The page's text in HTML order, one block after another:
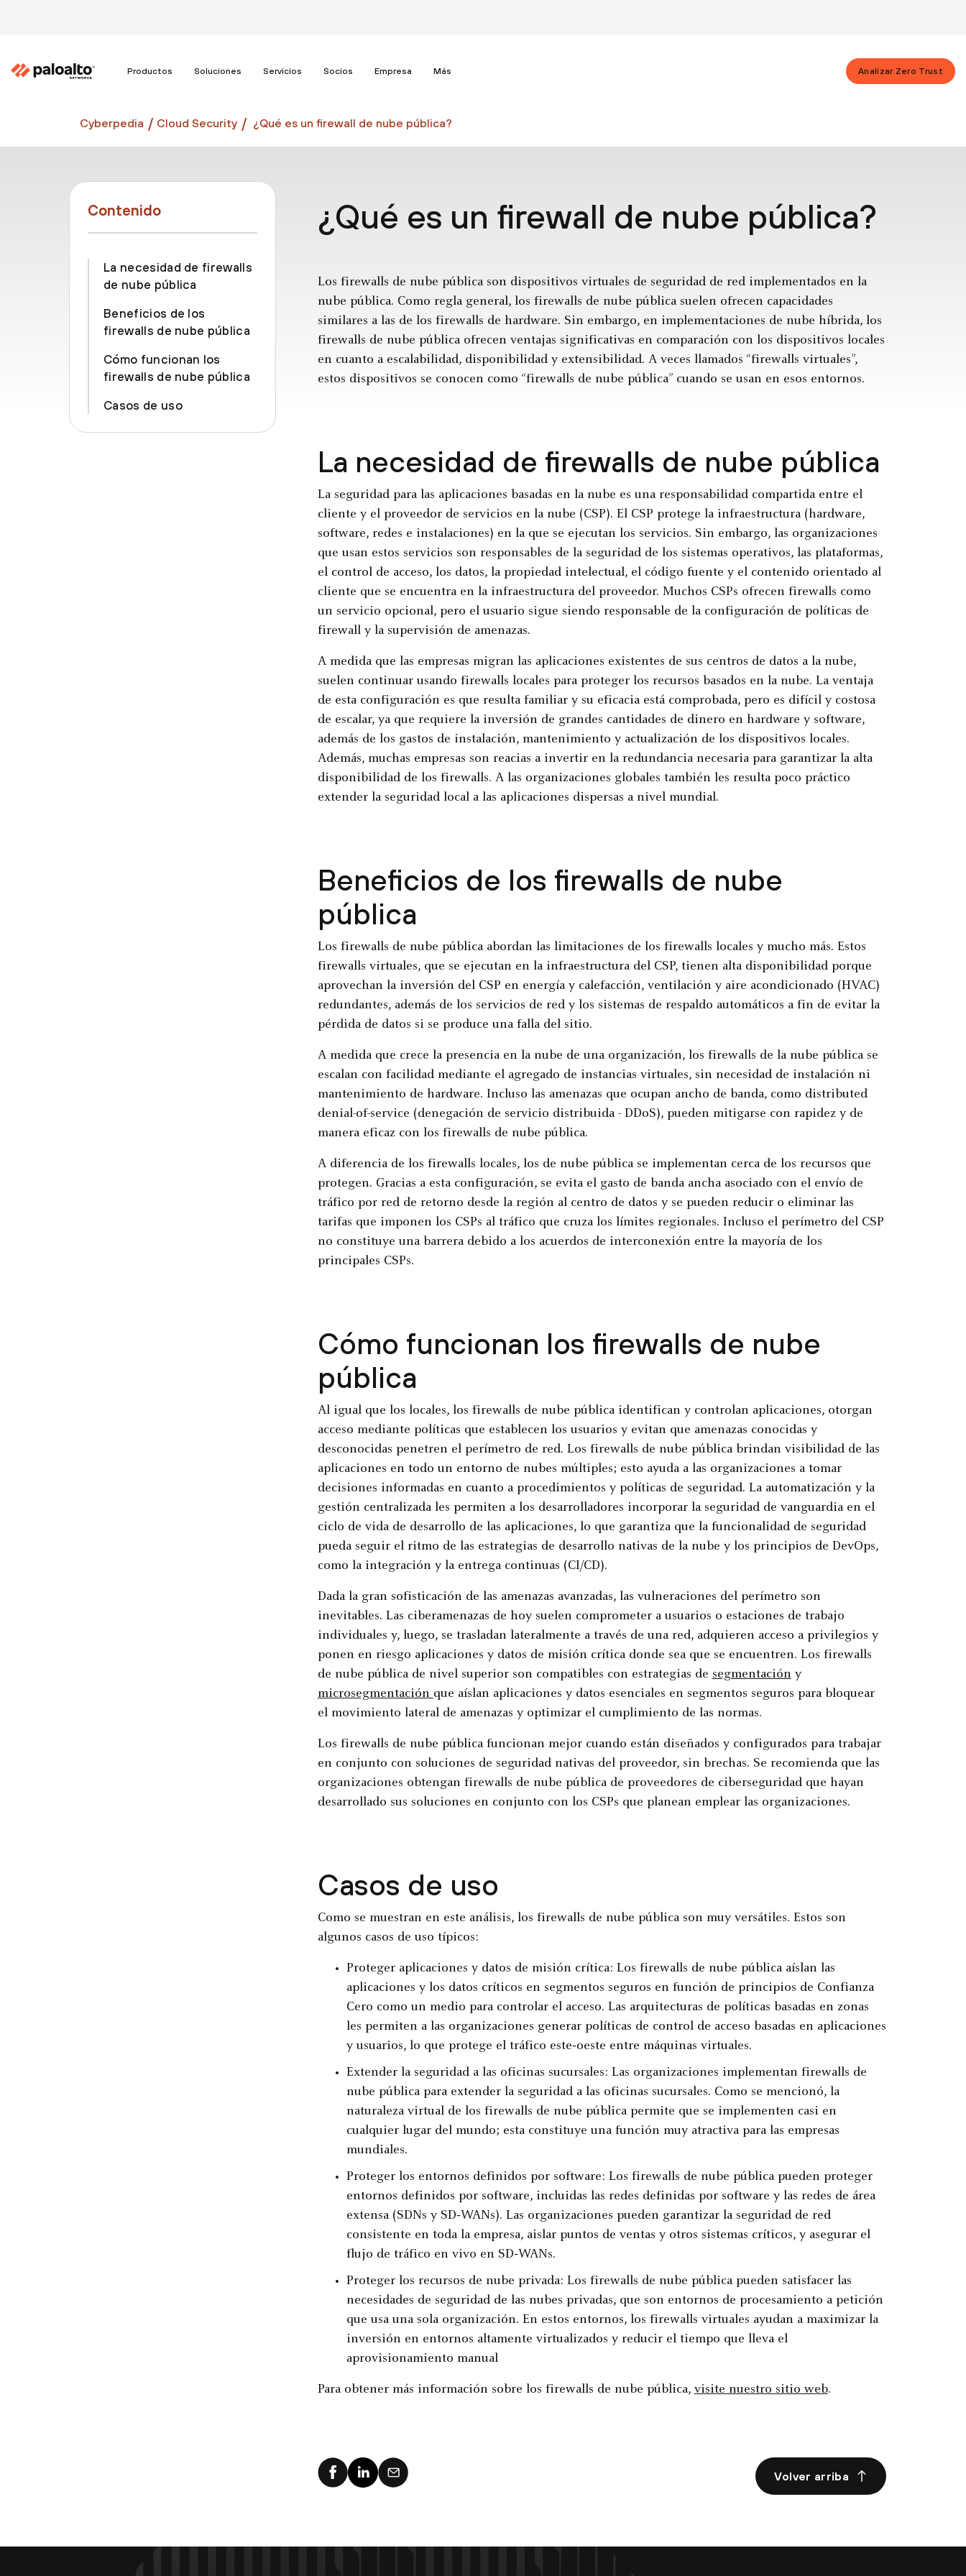
Productos Soluciones Servicios Socios Empresa Más Analizar Zero Trust
Cyberpedia Cloud Security ¿Qué es un firewall de nube pública?
Contenido
La necesidad de firewalls
de nube pública
Beneficios de los
firewalls de nube pública
Cómo funcionan los
firewalls de nube pública
Casos de uso
¿Qué es un firewall de nube pública?
Los firewalls de nube pública son dispositivos virtuales de seguridad de red implementados en la
nube pública. Como regla general, los firewalls de nube pública suelen ofrecen capacidades
similares a las de los firewalls de hardware. Sin embargo, en implementaciones de nube híbrida, los
firewalls de nube pública ofrecen ventajas significativas en comparación con los dispositivos locales
en cuanto a escalabilidad, disponibilidad y extensibilidad. A veces llamados “firewalls virtuales”,
estos dispositivos se conocen como “firewalls de nube pública” cuando se usan en esos entornos.
La necesidad de firewalls de nube pública
La seguridad para las aplicaciones basadas en la nube es una responsabilidad compartida entre el
cliente y el proveedor de servicios en la nube (CSP). El CSP protege la infraestructura (hardware,
software, redes e instalaciones) en la que se ejecutan los servicios. Sin embargo, las organizaciones
que usan estos servicios son responsables de la seguridad de los sistemas operativos, las plataformas,
el control de acceso, los datos, la propiedad intelectual, el código fuente y el contenido orientado al
cliente que se encuentra en la infraestructura del proveedor. Muchos CSPs ofrecen firewalls como
un servicio opcional, pero el usuario sigue siendo responsable de la configuración de políticas de
firewall y la supervisión de amenazas.
A medida que las empresas migran las aplicaciones existentes de sus centros de datos a la nube,
suelen continuar usando firewalls locales para proteger los recursos basados en la nube. La ventaja
de esta configuración es que resulta familiar y su eficacia está comprobada, pero es difícil y costosa
de escalar, ya que requiere la inversión de grandes cantidades de dinero en hardware y software,
además de los gastos de instalación, mantenimiento y actualización de los dispositivos locales.
Además, muchas empresas son reacias a invertir en la redundancia necesaria para garantizar la alta
disponibilidad de los firewalls. A las organizaciones globales también les resulta poco práctico
extender la seguridad local a las aplicaciones dispersas a nivel mundial.
Beneficios de los firewalls de nube
pública
Los firewalls de nube pública abordan las limitaciones de los firewalls locales y mucho más. Estos
firewalls virtuales, que se ejecutan en la infraestructura del CSP, tienen alta disponibilidad porque
aprovechan la inversión del CSP en energía y calefacción, ventilación y aire acondicionado (HVAC)
redundantes, además de los servicios de red y los sistemas de respaldo automáticos a fin de evitar la
pérdida de datos si se produce una falla del sitio.
A medida que crece la presencia en la nube de una organización, los firewalls de la nube pública se
escalan con facilidad mediante el agregado de instancias virtuales, sin necesidad de instalación ni
mantenimiento de hardware. Incluso las amenazas que ocupan ancho de banda, como distributed
denial-of-service (denegación de servicio distribuida - DDoS), pueden mitigarse con rapidez y de
manera eficaz con los firewalls de nube pública.
A diferencia de los firewalls locales, los de nube pública se implementan cerca de los recursos que
protegen. Gracias a esta configuración, se evita el gasto de banda ancha asociado con el envío de
tráfico por red de retorno desde la región al centro de datos y se pueden reducir o eliminar las
tarifas que imponen los CSPs al tráfico que cruza los límites regionales. Incluso el perímetro del CSP
no constituye una barrera debido a los acuerdos de interconexión entre la mayoría de los
principales CSPs.
Cómo funcionan los firewalls de nube
pública
Al igual que los locales, los firewalls de nube pública identifican y controlan aplicaciones, otorgan
acceso mediante políticas que establecen los usuarios y evitan que amenazas conocidas y
desconocidas penetren el perímetro de red. Los firewalls de nube pública brindan visibilidad de las
aplicaciones en todo un entorno de nubes múltiples; esto ayuda a las organizaciones a tomar
decisiones informadas en cuanto a procedimientos y políticas de seguridad. La automatización y la
gestión centralizada les permiten a los desarrolladores incorporar la seguridad de vanguardia en el
ciclo de vida de desarrollo de las aplicaciones, lo que garantiza que la funcionalidad de seguridad
pueda seguir el ritmo de las estrategias de desarrollo nativas de la nube y los principios de DevOps,
como la integración y la entrega continuas (CI/CD).
Dada la gran sofisticación de las amenazas avanzadas, las vulneraciones del perímetro son
inevitables. Las ciberamenazas de hoy suelen comprometer a usuarios o estaciones de trabajo
individuales y, luego, se trasladan lateralmente a través de una red, adquieren acceso a privilegios y
ponen en riesgo aplicaciones y datos de misión crítica donde sea que se encuentren. Los firewalls
de nube pública de nivel superior son compatibles con estrategias de segmentacióny
microsegmentación que aíslan aplicaciones y datos esenciales en segmentos seguros para bloquear
el movimiento lateral de amenazas y optimizar el cumplimiento de las normas.
Los firewalls de nube pública funcionan mejor cuando están diseñados y configurados para trabajar
en conjunto con soluciones de seguridad nativas del proveedor, sin brechas. Se recomienda que las
organizaciones obtengan firewalls de nube pública de proveedores de ciberseguridad que hayan
desarrollado sus soluciones en conjunto con los CSPs que planean emplear las organizaciones.
Casos de uso
Como se muestran en este análisis, los firewalls de nube pública son muy versátiles. Estos son
algunos casos de uso típicos:
Proteger aplicaciones y datos de misión crítica: Los firewalls de nube pública aíslan las
aplicaciones y los datos críticos en segmentos seguros en función de principios de Confianza
Cero como un medio para controlar el acceso. Las arquitecturas de políticas basadas en zonas
les permiten a las organizaciones generar políticas de control de acceso basadas en aplicaciones
y usuarios, lo que protege el tráfico este‑oeste entre máquinas virtuales.
Extender la seguridad a las oficinas sucursales: Las organizaciones implementan firewalls de
nube pública para extender la seguridad a las oficinas sucursales. Como se mencionó, la
naturaleza virtual de los firewalls de nube pública permite que se implementen casi en
cualquier lugar del mundo; esta constituye una función muy atractiva para las empresas
mundiales.
Proteger los entornos definidos por software: Los firewalls de nube pública pueden proteger
entornos definidos por software, incluidas las redes definidas por software y las redes de área
extensa (SDNs y SD‑WANs). Las organizaciones pueden garantizar la seguridad de red
consistente en toda la empresa, aislar puntos de ventas y otros sistemas críticos, y asegurar el
flujo de tráfico en vivo en SD‑WANs.
Proteger los recursos de nube privada: Los firewalls de nube pública pueden satisfacer las
necesidades de seguridad de las nubes privadas, que son entornos de procesamiento a petición
que usa una sola organización. En estos entornos, los firewalls virtuales ayudan a maximizar la
inversión en entornos altamente virtualizados y reducir el tiempo que lleva el
aprovisionamiento manual
Para obtener más información sobre los firewalls de nube pública, visite nuestro sitio web.
Volver arriba